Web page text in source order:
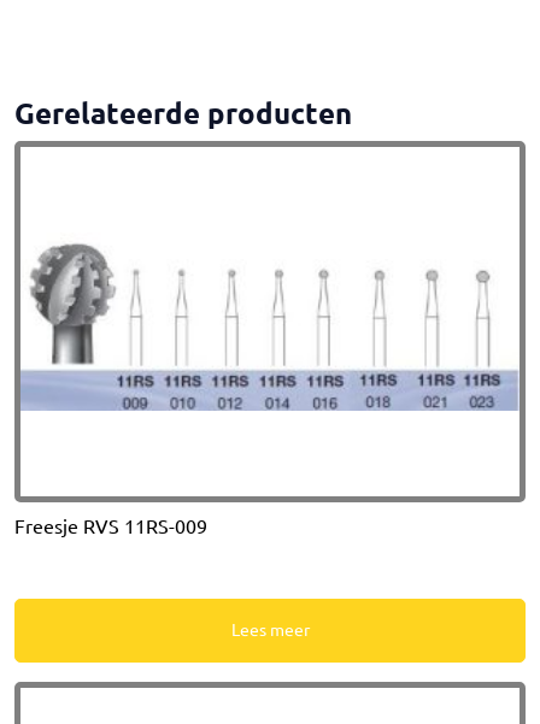
Gerelateerde producten
Freesje RVS 11RS-009
Lees meer